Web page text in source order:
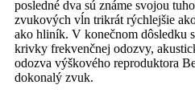
posledné dva sú známe svojou
zvukových vĺn trikrát rýchlejšie
ako hliník. V konečnom dôsledku
krivky frekvenčnej odozvy,
odozva výškového reproduktora
dokonalý zvuk.